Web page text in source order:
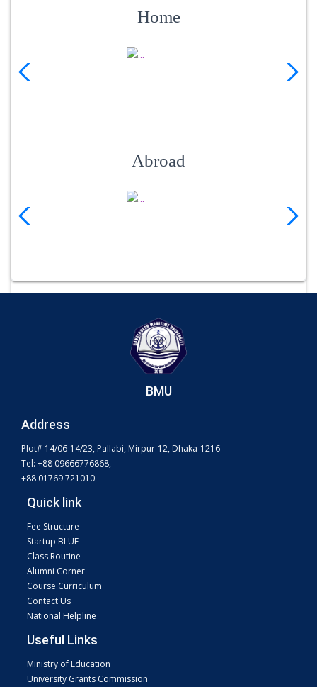
Home
Abroad
BMU
Address
Plot# 14/06-14/23, Pallabi, Mirpur-12, Dhaka-1216
Tel: +88 09666776868,
+88 01769 721010
Quick link
Fee Structure
Startup BLUE
Class Routine
Alumni Corner
Course Curriculum
Contact Us
National Helpline
Useful Links
Ministry of Education
University Grants Commission